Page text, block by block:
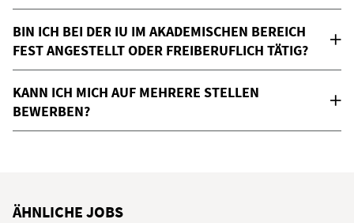
BIN ICH BEI DER IU IM AKADEMISCHEN BEREICH
FEST ANGESTELLT ODER FREIBERUFLICH TÄTIG?
KANN ICH MICH AUF MEHRERE STELLEN
BEWERBEN?
ÄHNLICHE JOBS